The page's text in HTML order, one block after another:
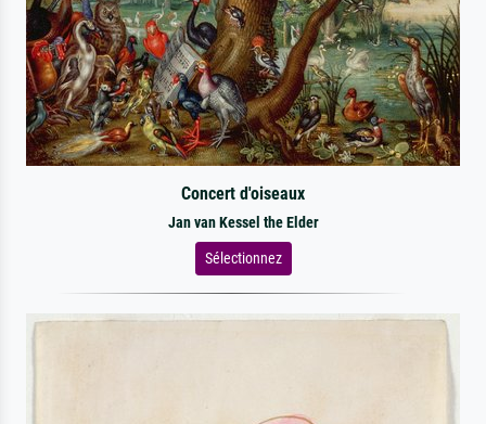
Concert d'oiseaux
Jan van Kessel the Elder
Sélectionnez